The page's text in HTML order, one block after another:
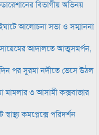
বিভাগীয় অভিনয়
আলোচনা সভা ও সম্মাননা
আদালতে আত্মসমর্পন,
পর সুরমা নদীতে ভেসে উঠল
মামলার ৩ আসামী কক্সবাজার
কমপ্লেক্সে পরিদর্শন